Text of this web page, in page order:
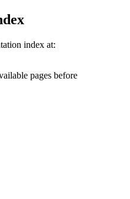
index at:
pages before